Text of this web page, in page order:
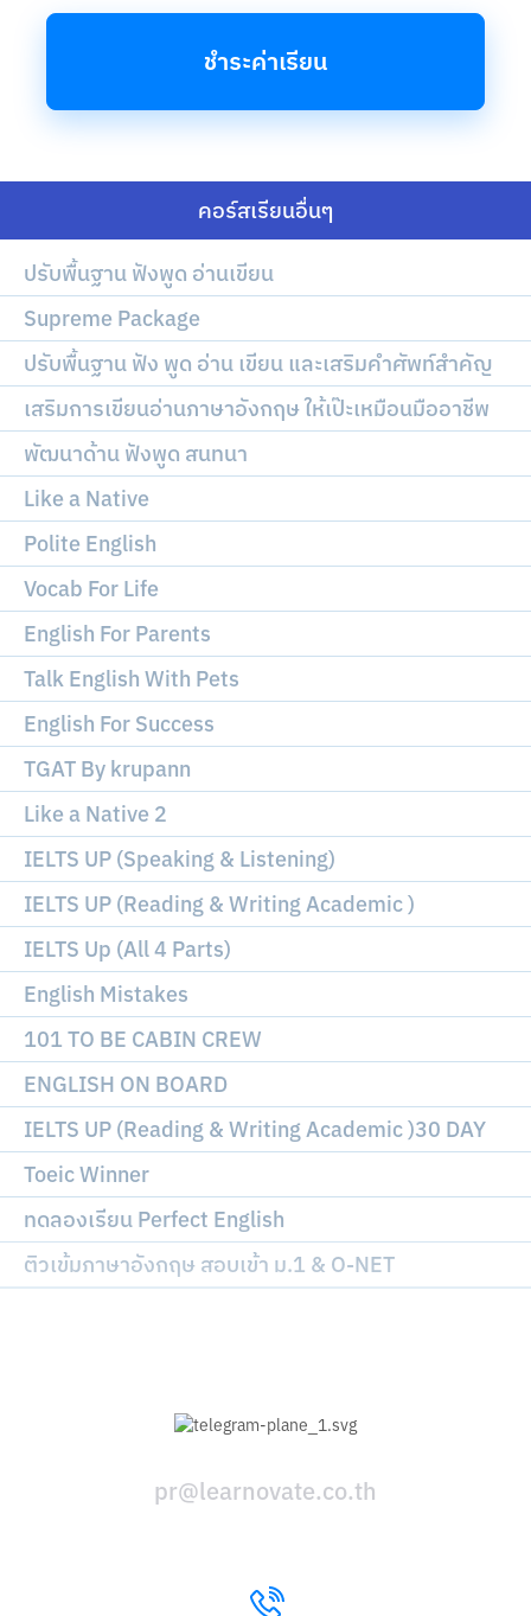
ชำระค่าเรียน
คอร์สเรียนอื่นๆ
ปรับพื้นฐาน ฟังพูด อ่านเขียน
Supreme Package
ปรับพื้นฐาน ฟัง พูด อ่าน เขียน และเสริมคำศัพท์สำคัญ
เสริมการเขียนอ่านภาษาอังกฤษ ให้เป๊ะเหมือนมืออาชีพ
พัฒนาด้าน ฟังพูด สนทนา
Like a Native
Polite English
Vocab For Life
English For Parents
Talk English With Pets
English For Success
TGAT By krupann
Like a Native 2
IELTS UP (Speaking & Listening)
IELTS UP (Reading & Writing Academic )
IELTS Up (All 4 Parts)
English Mistakes
101 TO BE CABIN CREW
ENGLISH ON BOARD
IELTS UP (Reading & Writing Academic )30 DAY
Toeic Winner
ทดลองเรียน Perfect English
ติวเข้มภาษาอังกฤษ สอบเข้า ม.1 & O-NET
pr@learnovate.co.th